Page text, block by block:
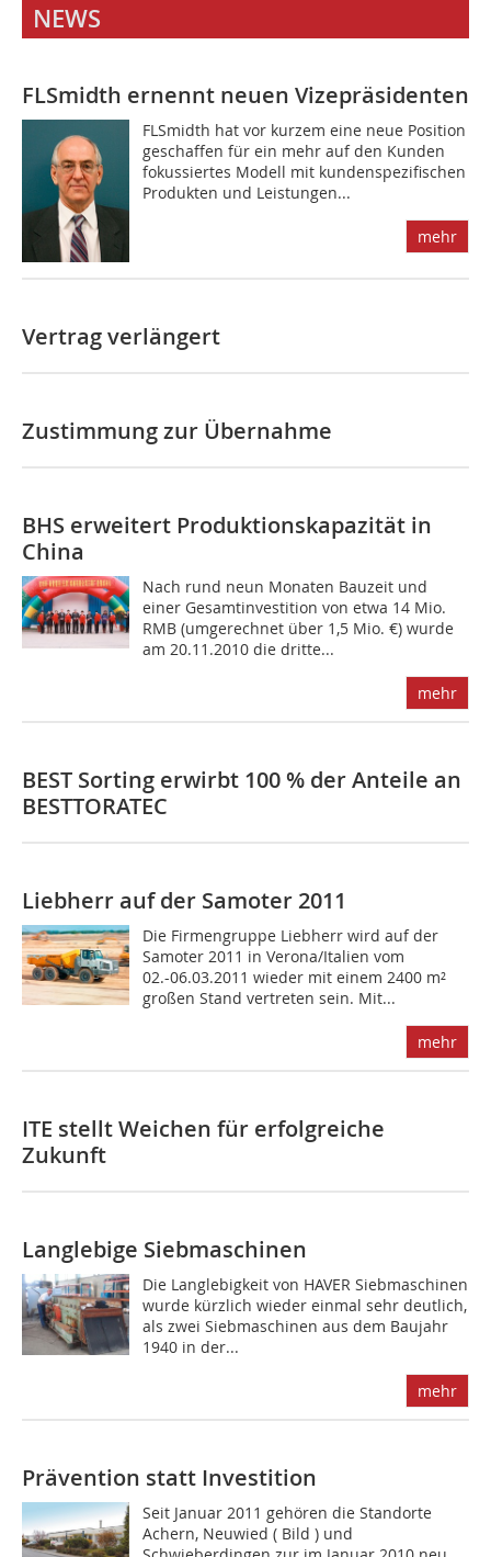
NEWS
FLSmidth ernennt neuen Vizepräsidenten
FLSmidth hat vor kurzem eine neue Position
geschaffen für ein mehr auf den Kunden
fokussiertes Modell mit kundenspezifischen
Produkten und Leistungen...
mehr
Vertrag verlängert
Zustimmung zur Übernahme
BHS erweitert Produktionskapazität in
China
Nach rund neun Monaten Bauzeit und
einer Gesamtinvestition von etwa 14 Mio.
RMB (umgerechnet über 1,5 Mio. €) wurde
am 20.11.2010 die dritte...
mehr
BEST Sorting erwirbt 100 % der Anteile an
BESTTORATEC
Liebherr auf der Samoter 2011
Die Firmengruppe Liebherr wird auf der
Samoter 2011 in Verona/Italien vom
02.-06.03.2011 wieder mit einem 2400 m²
großen Stand vertreten sein. Mit...
mehr
ITE stellt Weichen für erfolgreiche
Zukunft
Langlebige Siebmaschinen
Die Langlebigkeit von HAVER Siebmaschinen
wurde kürzlich wieder einmal sehr deutlich,
als zwei Siebmaschinen aus dem Baujahr
1940 in der...
mehr
Prävention statt Investition
Seit Januar 2011 gehören die Standorte
Achern, Neuwied ( Bild ) und